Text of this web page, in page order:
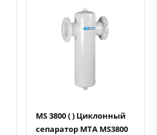
MS 3800 ( ) Циклонный
сепаратор MTA MS3800